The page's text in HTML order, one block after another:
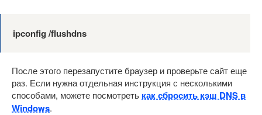
ipconfig /flushdns
После этого перезапустите браузер и проверьте сайт еще
раз. Если нужна отдельная инструкция с несколькими
способами, можете посмотреть как сбросить кэш DNS в
Windows.